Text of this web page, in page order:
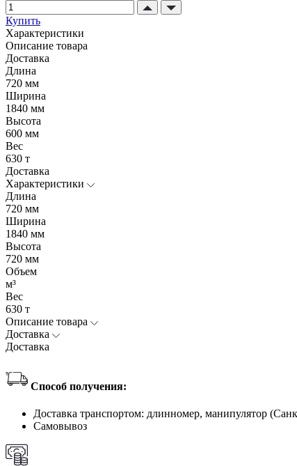
Купить
Характеристики
Описание товара
Доставка
Длина
720 мм
Ширина
1840 мм
Высота
600 мм
Вес
630 т
Доставка
Характеристики
Длина
720 мм
Ширина
1840 мм
Высота
720 мм
Объем
м³
Вес
630 т
Описание товара
Доставка
Доставка
Способ получения:
Доставка транспортом: длинномер, манипулятор
Самовывоз